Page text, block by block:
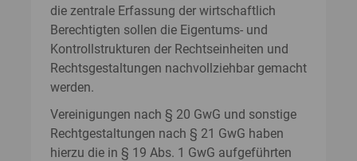
die zentrale Erfassung der wirtschaftlich
Berechtigten sollen die Eigentums- und
Kontrollstrukturen der Rechtseinheiten und
Rechtsgestaltungen nachvollziehbar gemacht
werden.
Vereinigungen nach § 20 GwG und sonstige
Rechtgestaltungen nach § 21 GwG haben
hierzu die in § 19 Abs. 1 GwG aufgeführten